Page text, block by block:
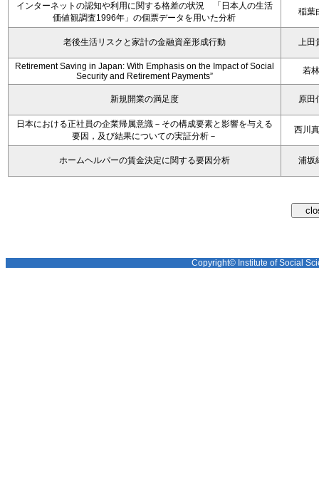
インターネットの認知や利用に関する格差の状況 「日本人の生活
価値観調査1996年」の個票データを用いた分析
稲葉
老後生活リスクと家計の金融資産形成行動 上田
Retirement Saving in Japan: With Emphasis on the Impact of Social
Security and Retirement Payments”
若
新規開業の満足度 原田
日本における正社員の企業帰属意識－その構成要素と影響を与える
要因，及び結果についての実証分析－
西川
ホームヘルパーの賃金決定に関する要因分析 浦坂
Copyright© Institute of Social